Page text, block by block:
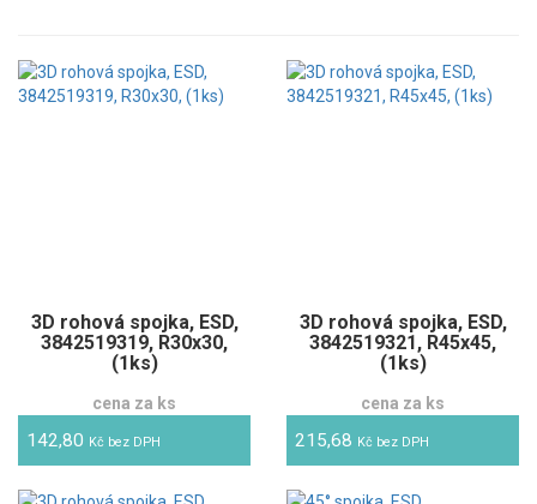
3D rohová spojka, ESD,
3842519319, R30x30,
(1ks)
cena za ks
142,80 Kč bez DPH
3D rohová spojka, ESD,
3842519321, R45x45,
(1ks)
cena za ks
215,68 Kč bez DPH